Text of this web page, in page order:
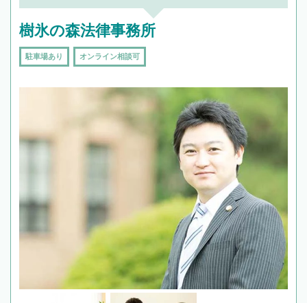
樹氷の森法律事務所
駐車場あり オンライン相談可